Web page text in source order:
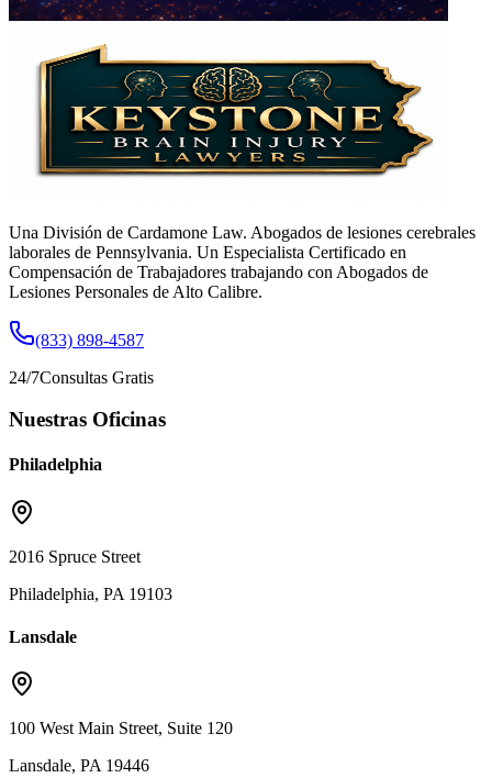
Una División de Cardamone Law. Abogados de lesiones cerebrales
laborales de Pennsylvania. Un Especialista Certificado en
Compensación de Trabajadores trabajando con Abogados de
Lesiones Personales de Alto Calibre.
(833) 898-4587
24/7Consultas Gratis
Nuestras Oficinas
Philadelphia
2016 Spruce Street
Philadelphia, PA 19103
Lansdale
100 West Main Street, Suite 120
Lansdale, PA 19446